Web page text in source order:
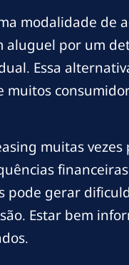
modalidade de
por um
Essa
muitas
pode gerar
Estar bem